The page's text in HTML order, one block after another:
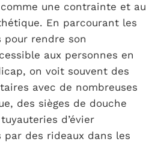
une contrainte et au
En parcourant les
pour rendre son
aux personnes en
on voit souvent des
avec de nombreuses
des sièges de douche
d’évier
par des rideaux dans les